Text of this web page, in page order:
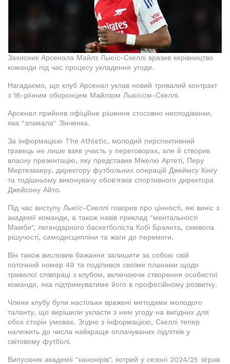
Захисник Арсенала Майлз Льюїс-Скеллі вразив керівництво
команди під час процесу укладення угоди.
Нагадаємо, що клуб Арсенал уклав новий тривалий контракт
з 18-річним оборонцем Майлзом Льюїсом-Скеллі.
Арсенал прийняв офіційне рішення стосовно несподіванки,
яка "зламала" Зінченка.
За інформацією The Athletic, молодий перспективний
гравець не лише взяв участь у переговорах, але й створив
власну презентацію, яку представив Мікелю Артеті, Перу
Мертезакеру, директору футбольних операцій Джеймсу Кінгу
та тодішньому виконувачу обов'язків спортивного директора
Джейсону Айто.
Під час виступу Льюїс-Скеллі говорив про цінності, які виніс з
академії команди, а також навів приклад "ментальності
Мамби", легендарного баскетболіста Кобі Браянта, символа
рішучості, самодисципліни та жаги до перемоги.
Він також висловив бажання залишити за собою свій
поточний номер 49 та поділився своїми планами щодо
тривалої співпраці з клубом, включаючи створення особистої
команди, яка підтримуватиме його в професійному розвитку.
Члени клубу були настільки вражені методами молодого
таланту, що вирішили укласти з ним угоду на вигідних для
обох сторін умовах. Згідно з інформацією, Скеллі тепер
належить до числа найкраще оплачуваних підлітків у
світовому футболі.
Випускник академії "канонірів", котрий у сезоні 2024/25 зіграв